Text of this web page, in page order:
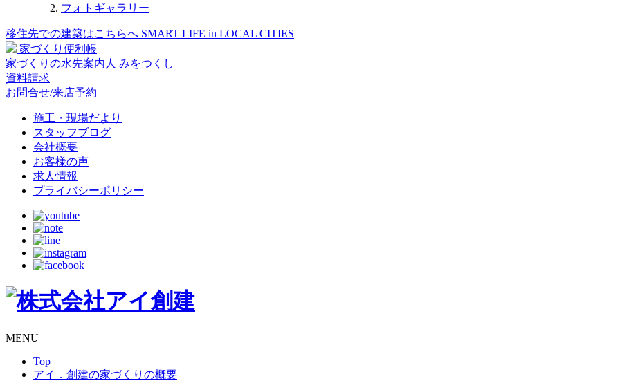
フォトギャラリー
移住先での建築はこちらへ SMART LIFE in LOCAL CITIES
家づくり便利帳
家づくりの水先案内人 みをつくし
資料請求
お問合せ/来店予約
施工・現場だより
スタッフブログ
会社概要
お客様の声
求人情報
プライバシーポリシー
MENU
Top
アイ．創建の家づくりの概要